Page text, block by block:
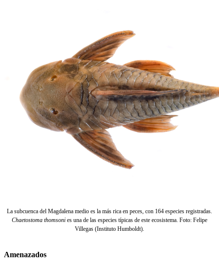
La subcuenca del Magdalena medio es la más rica en peces, con 164 especies registradas.
Chaetostoma thomsoni es una de las especies típicas de este ecosistema. Foto: Felipe
Villegas (Instituto Humboldt).
Amenazados